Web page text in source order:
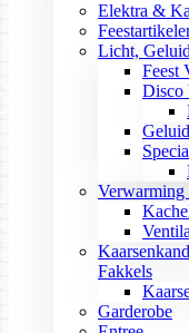
Elektra &
Licht,
Feest
Disco
Geluid
Verwarming
Fakkels
Garderobe